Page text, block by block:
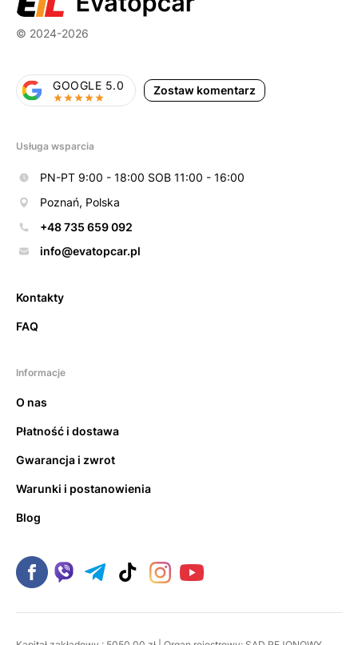
© 2024-2026
Zostaw komentarz
GOOGLE 5.0
Usługa wsparcia
PN-PT 9:00 - 18:00 SOB 11:00 - 16:00
Poznań, Polska
+48 735 659 092
info@evatopcar.pl
Kontakty
FAQ
Informacje
O nas
Płatność i dostawa
Gwarancja i zwrot
Warunki i postanowienia
Blog